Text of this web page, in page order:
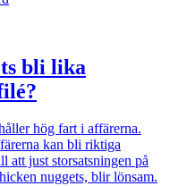
bli lika
hög fart i affärerna.
kan bli riktiga
att just storsatsningen på
nuggets, blir lönsam.